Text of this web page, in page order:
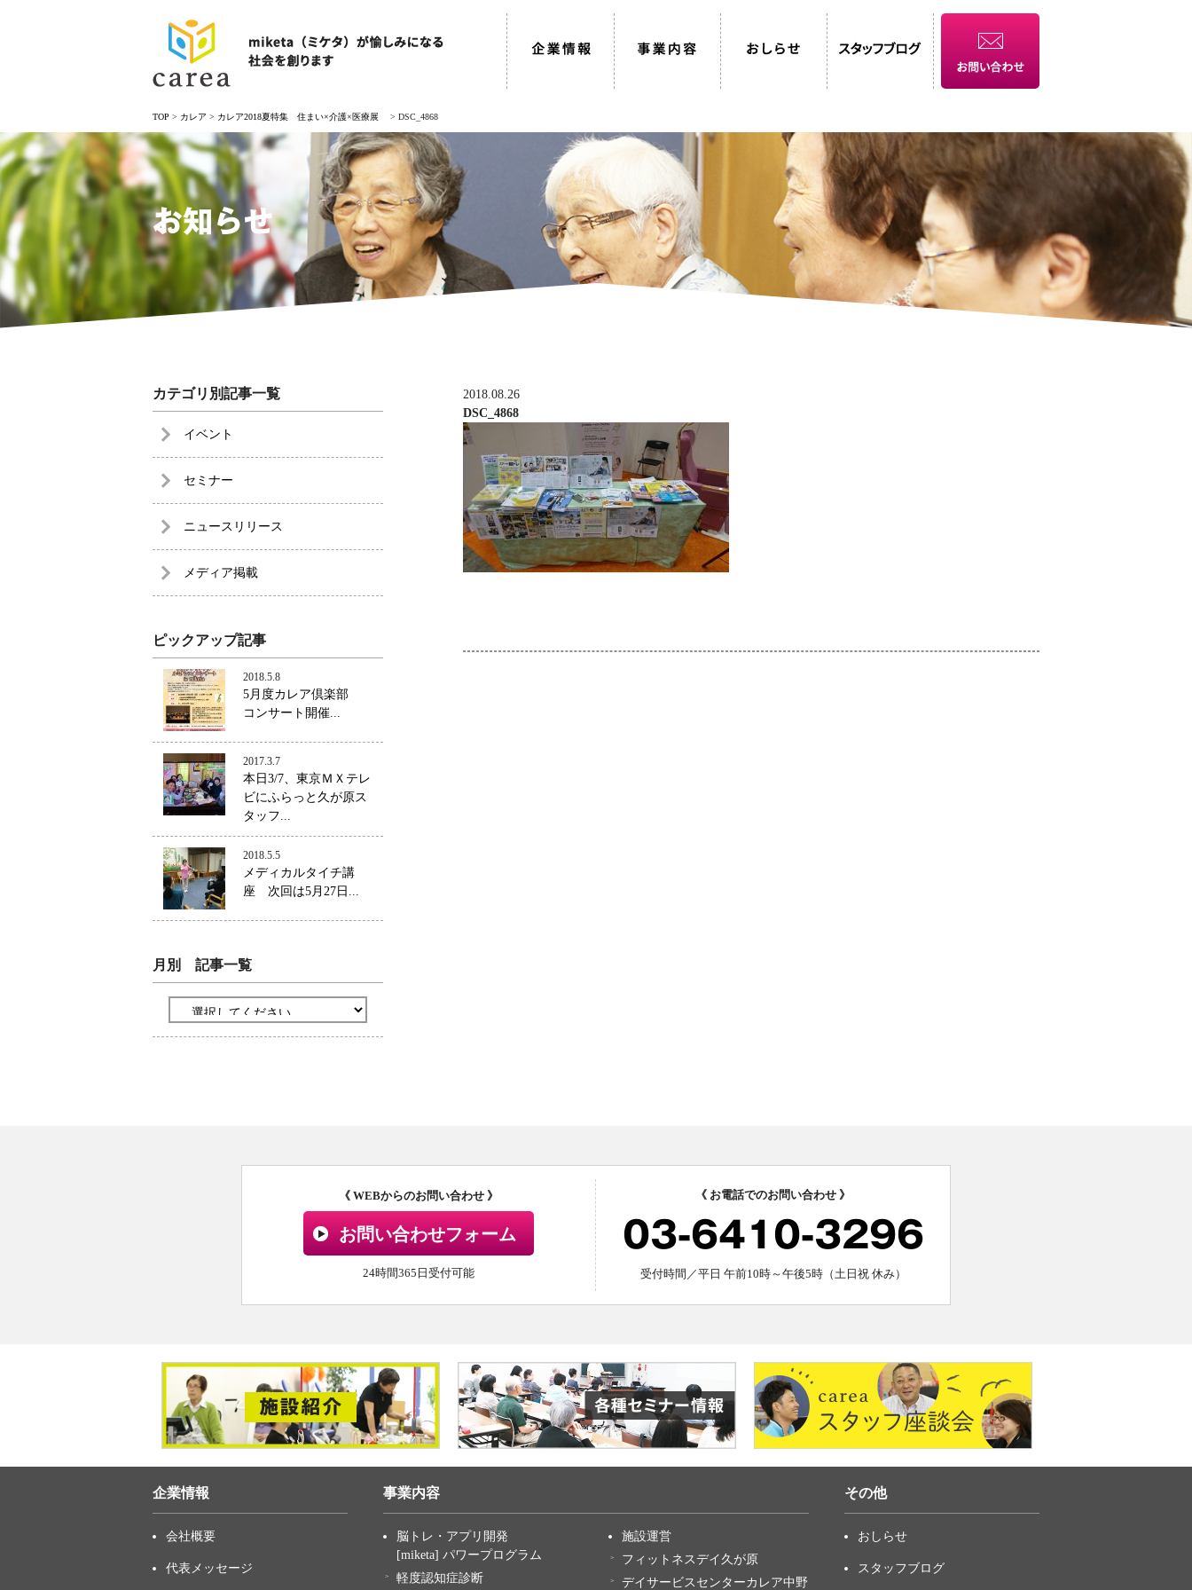
TOP > カレア > カレア2018夏特集 住まい×介護×医療展 > DSC_4868
お知らせ
2018.08.26
DSC_4868
カテゴリ別記事一覧
イベント
セミナー
ニュースリリース
メディア掲載
ピックアップ記事
2018.5.8
5月度カレア倶楽部
コンサート開催...
2017.3.7
本日3/7、東京ＭＸテレ
ビにふらっと久が原ス
タッフ...
2018.5.5
メディカルタイチ講
座 次回は5月27日...
月別 記事一覧
《 WEBからのお問い合わせ 》
お問い合わせフォーム
24時間365日受付可能
《 お電話でのお問い合わせ 》
03-6410-3296
受付時間／平日 午前10時～午後5時（土日祝 休み）
企業情報
会社概要
代表メッセージ
事業内容
脳トレ・アプリ開発
[miketa] パワープログラム
軽度認知症診断
施設運営
フィットネスデイ久が原
デイサービスセンターカレア中野
その他
おしらせ
スタッフブログ